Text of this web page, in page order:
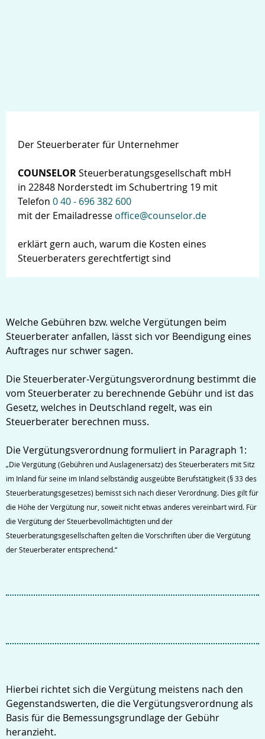
Der Steuerberater für Unternehmer
COUNSELORSteuerberatungsgesellschaft mbH
in 22848 Norderstedt im Schubertring 19 mit
Telefon 0 40 - 696 382 600
mit der Emailadresse office@counselor.de
erklärt gern auch, warum die Kosten eines
Steuerberaters gerechtfertigt sind
Welche Gebühren bzw. welche Vergütungen beim
Steuerberater anfallen, lässt sich vor Beendigung eines
Auftrages nur schwer sagen.
Die Steuerberater-Vergütungsverordnung bestimmt die
vom Steuerberater zu berechnende Gebühr und ist das
Gesetz, welches in Deutschland regelt, was ein
Steuerberater berechnen muss.
Die Vergütungsverordnung formuliert in Paragraph 1:
„Die Vergütung (Gebühren und Auslagenersatz) des Steuerberaters mit Sitz
im Inland für seine im Inland selbständig ausgeübte Berufstätigkeit (§ 33 des
Steuerberatungsgesetzes) bemisst sich nach dieser Verordnung. Dies gilt für
die Höhe der Vergütung nur, soweit nicht etwas anderes vereinbart wird. Für
die Vergütung der Steuerbevollmächtigten und der
Steuerberatungsgesellschaften gelten die Vorschriften über die Vergütung
der Steuerberater entsprechend.“
Hierbei richtet sich die Vergütung meistens nach den
Gegenstandswerten, die die Vergütungsverordnung als
Basis für die Bemessungsgrundlage der Gebühr
heranzieht.
Login